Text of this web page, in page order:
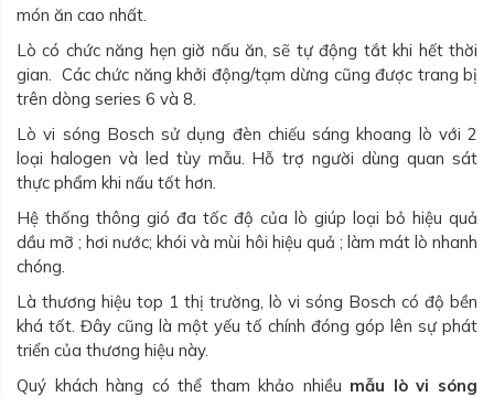
món ăn cao nhất.
Lò có chức năng hẹn giờ nấu ăn, sẽ tự động tắt khi hết thời
gian. Các chức năng khởi động/tạm dừng cũng được trang bị
trên dòng series 6 và 8.
Lò vi sóng Bosch sử dụng đèn chiếu sáng khoang lò với 2
loại halogen và led tùy mẫu. Hỗ trợ người dùng quan sát
thực phẩm khi nấu tốt hơn.
Hệ thống thông gió đa tốc độ của lò giúp loại bỏ hiệu quả
dầu mỡ ; hơi nước; khói và mùi hôi hiệu quả ; làm mát lò nhanh
chóng.
Là thương hiệu top 1 thị trường, lò vi sóng Bosch có độ bền
khá tốt. Đây cũng là một yếu tố chính đóng góp lên sự phát
triển của thương hiệu này.
Quý khách hàng có thể tham khảo nhiều mẫu lò vi sóng